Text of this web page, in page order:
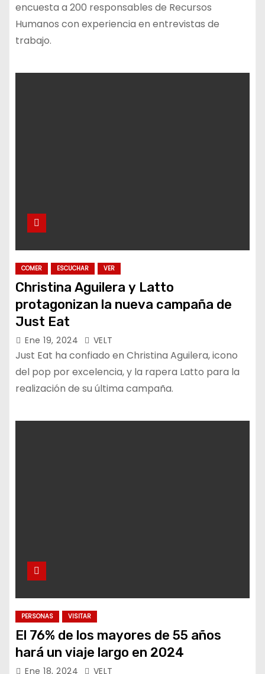
encuesta a 200 responsables de Recursos
Humanos con experiencia en entrevistas de
trabajo.
COMER ESCUCHAR VER
Christina Aguilera y Latto
protagonizan la nueva campaña de
Just Eat
Ene 19, 2024 VELT
Just Eat ha confiado en Christina Aguilera, icono
del pop por excelencia, y la rapera Latto para la
realización de su última campaña.
PERSONAS VISITAR
El 76% de los mayores de 55 años
hará un viaje largo en 2024
Ene 18, 2024 VELT